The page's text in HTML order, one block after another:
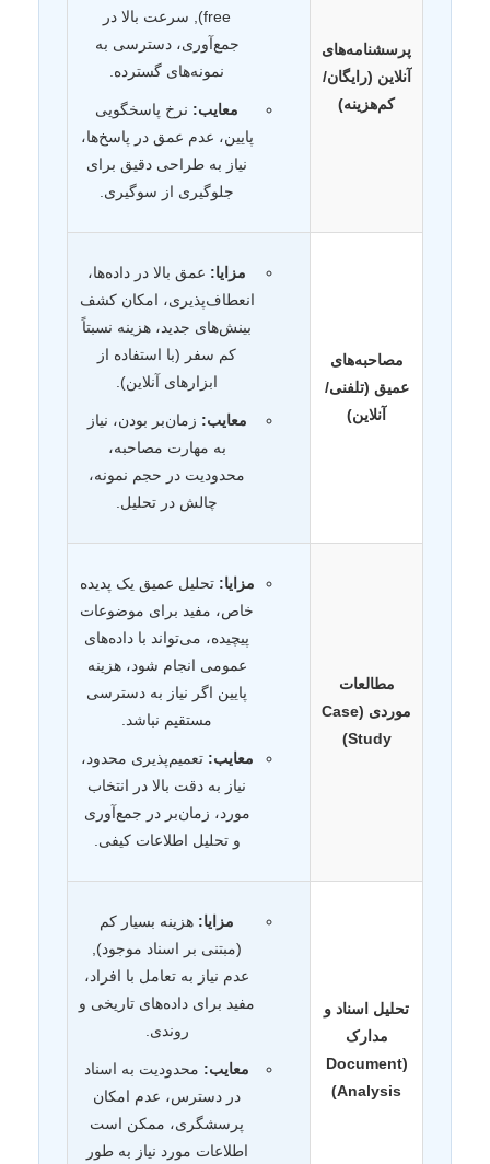
پرسشنامه‌های
آنلاین (رایگان/
کم‌هزینه)
free), سرعت بالا در
جمع‌آوری، دسترسی به
نمونه‌های گسترده.
معایب: نرخ پاسخگویی
پایین، عدم عمق در پاسخ‌ها،
نیاز به طراحی دقیق برای
جلوگیری از سوگیری.
مصاحبه‌های
عمیق (تلفنی/
آنلاین)
مزایا: عمق بالا در داده‌ها،
انعطاف‌پذیری، امکان کشف
بینش‌های جدید، هزینه نسبتاً
کم سفر (با استفاده از
ابزارهای آنلاین).
معایب: زمان‌بر بودن، نیاز
به مهارت مصاحبه،
محدودیت در حجم نمونه،
چالش در تحلیل.
مطالعات
موردی (Case
Study)
مزایا: تحلیل عمیق یک پدیده
خاص، مفید برای موضوعات
پیچیده، می‌تواند با داده‌های
عمومی انجام شود، هزینه
پایین اگر نیاز به دسترسی
مستقیم نباشد.
معایب: تعمیم‌پذیری محدود،
نیاز به دقت بالا در انتخاب
مورد، زمان‌بر در جمع‌آوری
و تحلیل اطلاعات کیفی.
تحلیل اسناد و
مدارک
(Document
Analysis)
مزایا: هزینه بسیار کم
(مبتنی بر اسناد موجود),
عدم نیاز به تعامل با افراد،
مفید برای داده‌های تاریخی و
روندی.
معایب: محدودیت به اسناد
در دسترس، عدم امکان
پرسشگری، ممکن است
اطلاعات مورد نیاز به طور